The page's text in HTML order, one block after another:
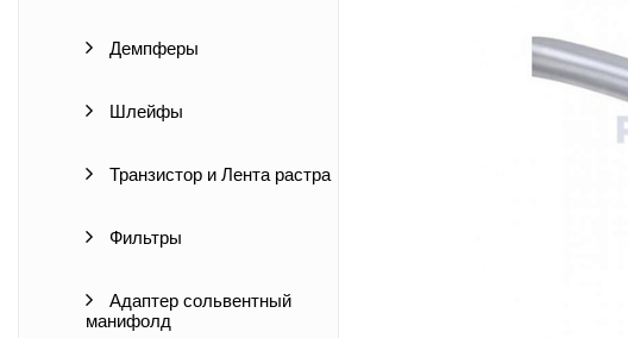
Демпферы
Шлейфы
Транзистор и Лента растра
Фильтры
Адаптер сольвентный
манифолд